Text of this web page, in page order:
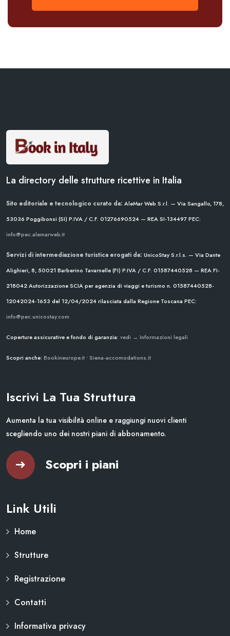
La directory delle strutture ricettive in Italia
Sito editoriale e tecnologico curato da: AleMar Web S.r.l. — Via Sangallo, 178,
53036 Poggibonsi (SI) P.IVA / C.F. 01276690524 — REA SI-134497PEC:
info@pec.alemarweb.it
Servizi di intermediazione turistica erogati da: UnicoStay S.r.l.s. — Via Dante
Alighieri, 8, 50021 Barberino Tavarnelle (FI) P.IVA / C.F. 01587440528 — REA FI-
218042Autorizzazione SCIA per agenzia di viaggi e turismo n. 01587440528-
12042024-1653 del 12/04/2024rilasciata dalla Regione Toscana PEC:
info@pec.unicostay.com
Coperture assicurative e fondo di garanzia: vedi → Informazioni legali
Scopri anche: Bookineurope.it • Siena-accomodations.it
Iscrivi La Tua Struttura
Aumenta la tua visibilità online e raggiungi nuovi clienti
scegliendo uno dei nostri piani di abbonamento.
Scopri i piani
Link Utili
Home
Strutture
Registrazione
Contatti
Informativa privacy